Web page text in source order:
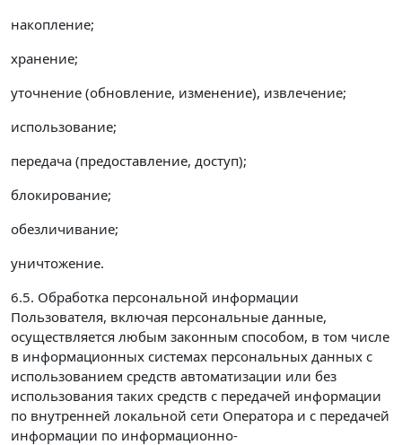
накопление;
хранение;
уточнение (обновление, изменение), извлечение;
использование;
передача (предоставление, доступ);
блокирование;
обезличивание;
уничтожение.
6.5. Обработка персональной информации
Пользователя, включая персональные данные,
осуществляется любым законным способом, в том числе
в информационных системах персональных данных с
использованием средств автоматизации или без
использования таких средств с передачей информации
по внутренней локальной сети Оператора и с передачей
информации по информационно-